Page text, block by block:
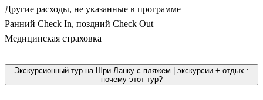
Другие расходы, не указанные в программе
Ранний Check In, поздний Check Out
Медицинская страховка
Экскурсионный тур на Шри-Ланку с пляжем | экскурсии + отдых :
почему этот тур?